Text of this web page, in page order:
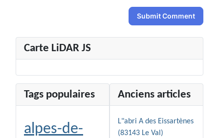
Submit Comment
Carte LiDAR JS
Tags populaires
alpes-de-
Anciens articles
L"abri A des Eissartènes
(83143 Le Val)